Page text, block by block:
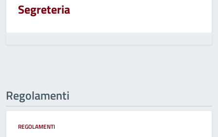
Segreteria
Regolamenti
REGOLAMENTI